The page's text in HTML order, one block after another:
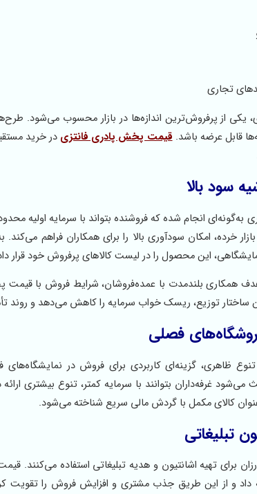
تجاری
به دلیل ابعاد کاربردی، یکی از پرفروش‌ترین اندازه‌ها در بازار
قابل عرضه باشد.قیمت پخش پادری فانتزی در خرید
سود بالا
انجام شده که فروشنده بتواند با سرمایه اولیه محدود،
خرده، امکان سودآوری بالا را برای همکاران فراهم می‌کند.
این محصول را در لیست کالاهای پرفروش خود قرار
همکاری بلندمدت با عمده‌فروشان، شرایط فروش با قیمت
توزیع، ریسک خواب سرمایه را کاهش می‌دهد و روند
فصلی
ظاهری، گزینه‌ای کاربردی برای فروش در
غرفه‌داران بتوانند با سرمایه کمتر، تنوع بیشتری
کالای مکمل با گردش مالی سریع شناخته می‌شود.
تبلیغاتی
برای تهیه اشانتیون و هدیه تبلیغاتی استفاده
داد و از این طریق جذب مشتری و افزایش فروش را تقویت